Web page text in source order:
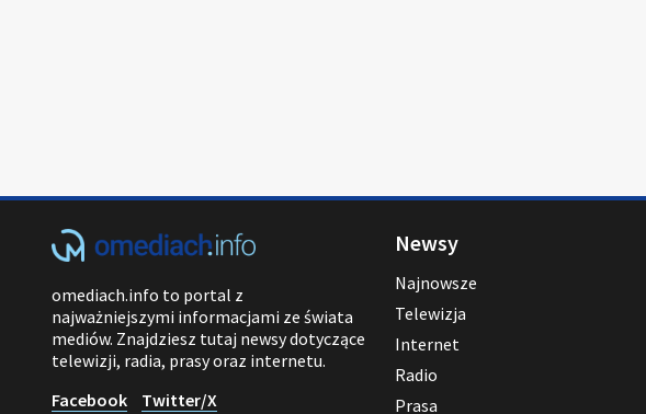
omediach.info to portal z
najważniejszymi informacjami ze świata
mediów. Znajdziesz tutaj newsy dotyczące
telewizji, radia, prasy oraz internetu.
Facebook
Twitter/X
Newsy
Najnowsze
Telewizja
Internet
Radio
Prasa